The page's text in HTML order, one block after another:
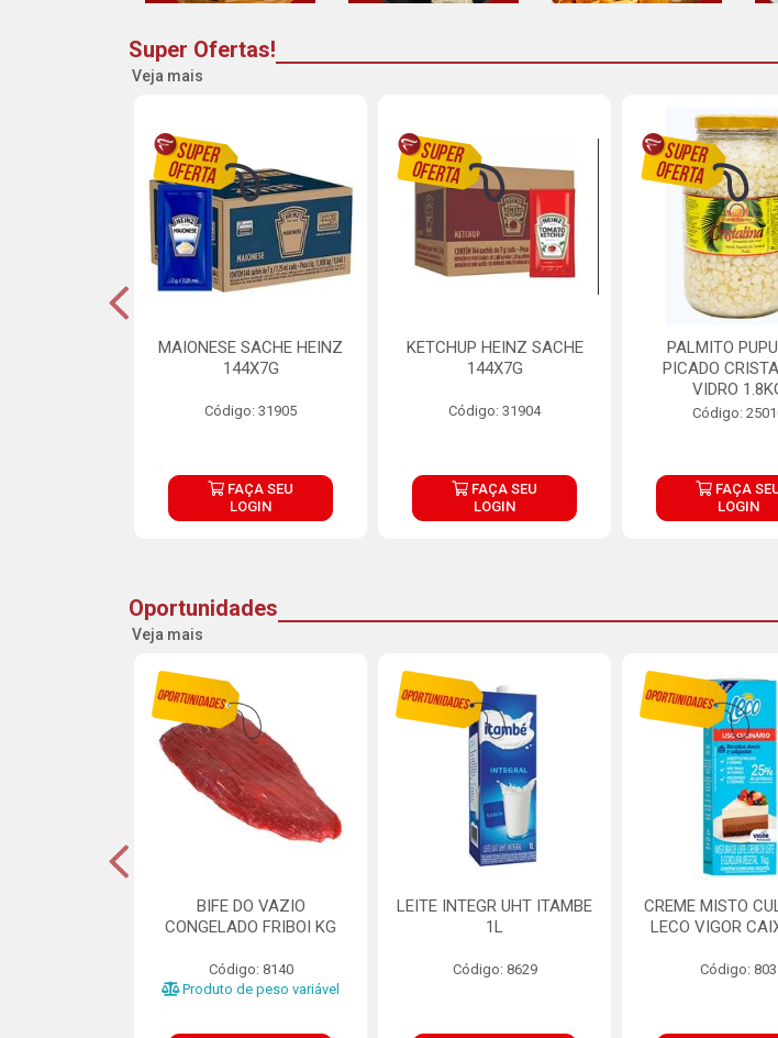
Super Ofertas!
Veja mais
MAIONESE SACHE HEINZ
144X7G
Código: 31905
FAÇA SEU
LOGIN
KETCHUP HEINZ SACHE
144X7G
Código: 31904
FAÇA SEU
LOGIN
PALMITO
PICADO
VIDRO
Código:
FAÇA
LOGIN
Oportunidades
Veja mais
BIFE DO VAZIO
CONGELADO FRIBOI KG
Código: 8140
Produto de peso variável
LEITE INTEGR UHT ITAMBE
1L
Código: 8629
CREME MISTO
LECO VIGOR
Código: 803